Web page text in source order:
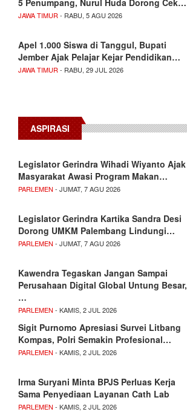
JAWA TIMUR - RABU, 5 AGU 2026
Apel 1.000 Siswa di Tanggul, Bupati
Jember Ajak Pelajar Kejar Pendidikan…
JAWA TIMUR - RABU, 29 JUL 2026
ASPIRASI
Legislator Gerindra Wihadi Wiyanto Ajak
Masyarakat Awasi Program Makan…
PARLEMEN - JUMAT, 7 AGU 2026
Legislator Gerindra Kartika Sandra Desi
Dorong UMKM Palembang Lindungi…
PARLEMEN - JUMAT, 7 AGU 2026
Kawendra Tegaskan Jangan Sampai
Perusahaan Digital Global Untung Besar,
…
PARLEMEN - KAMIS, 2 JUL 2026
Sigit Purnomo Apresiasi Survei Litbang
Kompas, Polri Semakin Profesional…
PARLEMEN - KAMIS, 2 JUL 2026
Irma Suryani Minta BPJS Perluas Kerja
Sama Penyediaan Layanan Cath Lab
PARLEMEN - KAMIS, 2 JUL 2026